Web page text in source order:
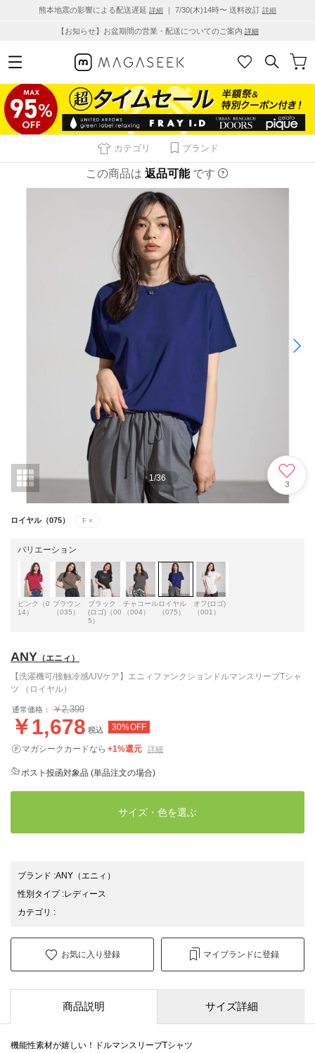
熊本地震の影響による配送遅延 詳細 ｜ 7/30(木)14時〜 送料改訂 詳細
【お知らせ】お盆期間の営業・配送についてのご案内 詳細
カテゴリ ブランド
この商品は 返品可能 です
1 /36
3
ロイヤル（075） F ×
バリエーション
ピンク（0
14）
ブラウン
（035）
ブラック
(ロゴ)（00
5）
チャコール
（004）
ロイヤル
（075）
オフ(ロゴ)
（001）
ANY （エニィ）
【洗濯機可/接触冷感/UVケア】エニィファンクションドルマンスリーブTシャ
ツ （ロイヤル）
通常価格： ￥2,399
￥1,678 税込 30%OFF
マガシークカードなら +1%還元 詳細
ポスト投函対象品 (単品注文の場合)
サイズ・色を選ぶ
ブランド :ANY （エニィ）
性別タイプ:レディース
カテゴリ :
お気に入り登録 マイブランドに登録
商品説明 サイズ詳細
機能性素材が嬉しい！ドルマンスリーブTシャツ